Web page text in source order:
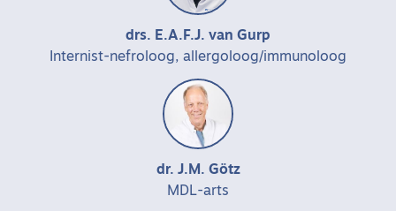
drs. E.A.F.J. van Gurp
Internist-nefroloog, allergoloog/immunoloog
dr. J.M. Götz
MDL-arts